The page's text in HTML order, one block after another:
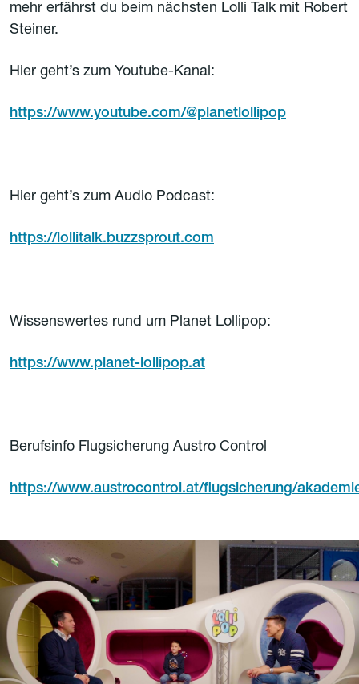
mehr erfährst du beim nächsten Lolli Talk mit Robert
Steiner.
Hier geht’s zum Youtube-Kanal:
https://www.youtube.com/@planetlollipop
Hier geht’s zum Audio Podcast:
https://lollitalk.buzzsprout.com
Wissenswertes rund um Planet Lollipop:
https://www.planet-lollipop.at
Berufsinfo Flugsicherung Austro Control
https://www.austrocontrol.at/flugsicherung/